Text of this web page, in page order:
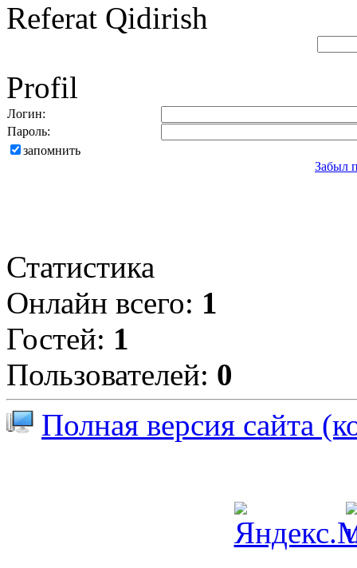
Referat Qidirish
Profil
Логин:
Пароль:
запомнить
Забыл
Статистика
Онлайн всего: 1
Гостей: 1
Пользователей: 0
Полная версия сайта